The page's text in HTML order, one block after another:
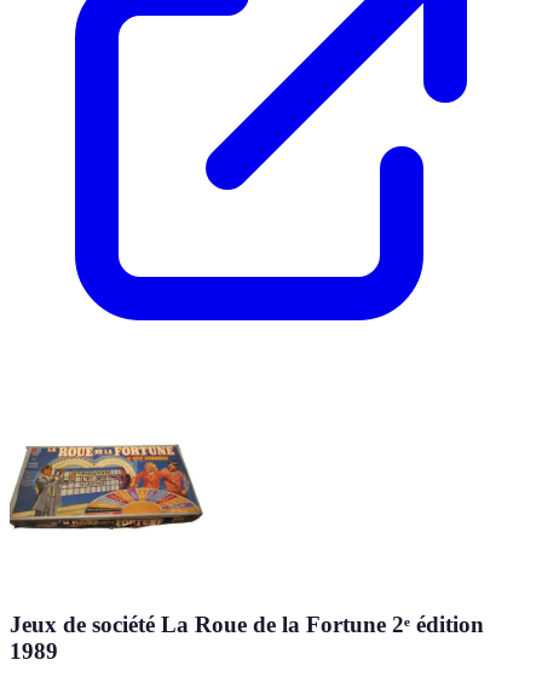
Jeux de société La Roue de la Fortune 2ᵉ édition
1989